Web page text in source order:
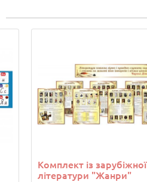
Комплект із зарубіжної
літератури "Жанри"